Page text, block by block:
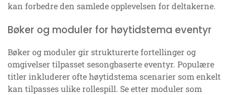
kan forbedre den samlede opplevelsen for deltakerne.
Bøker og moduler for høytidstema eventyr
Bøker og moduler gir strukturerte fortellinger og
omgivelser tilpasset sesongbaserte eventyr. Populære
titler inkluderer ofte høytidstema scenarier som enkelt
kan tilpasses ulike rollespill. Se etter moduler som